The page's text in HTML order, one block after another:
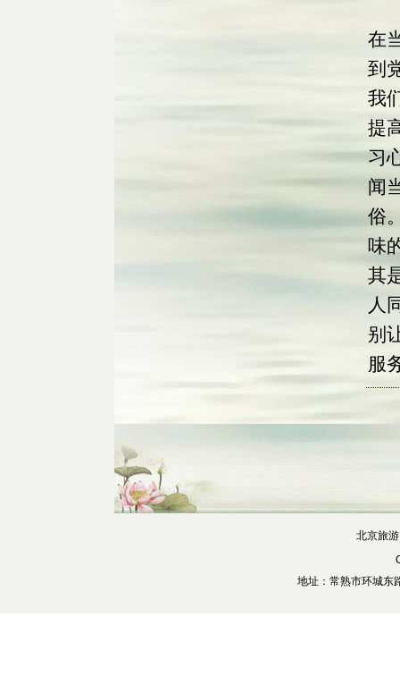
在
到
我
提
习
闻
俗
味
其
人
别
服
北京旅
地址：常熟市环城